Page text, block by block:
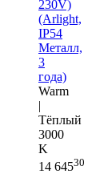
230V)
(Arlight,
IP54
Металл,
3
года)
Warm
|
Тёплый
3000
K
14 64530